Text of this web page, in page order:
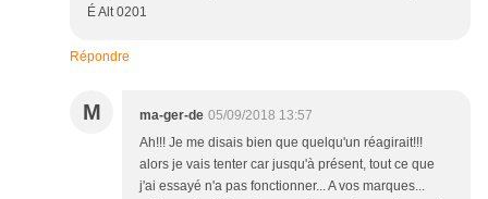
É Alt 0201
Répondre
M ma-ger-de 05/09/2018 13:57
Ah!!! Je me disais bien que quelqu'un réagirait!!!
alors je vais tenter car jusqu'à présent, tout ce que
j'ai essayé n'a pas fonctionner... A vos marques...